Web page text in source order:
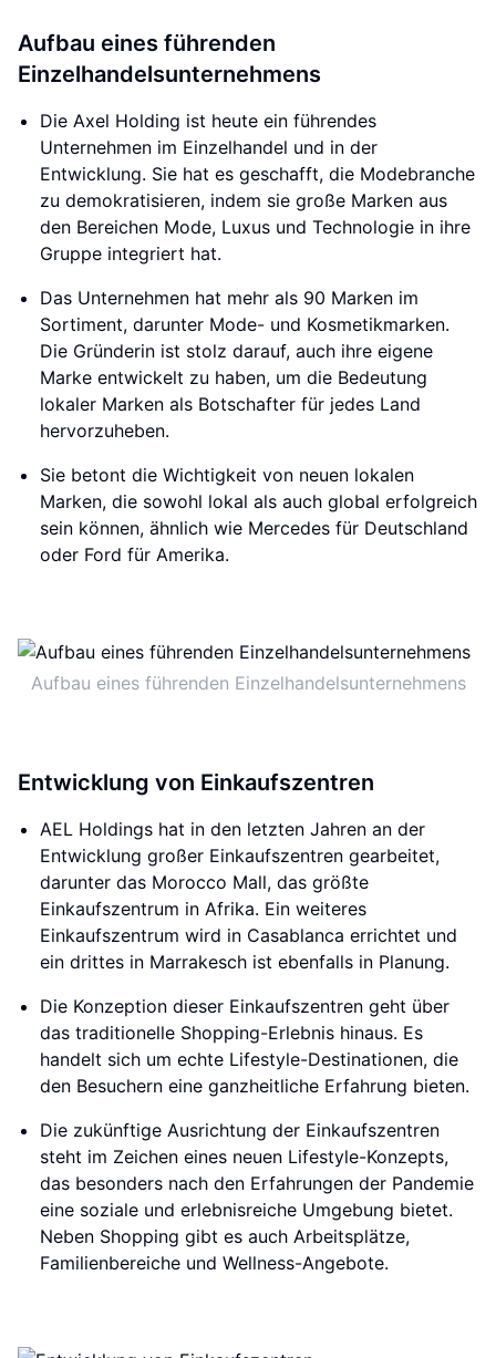
Aufbau eines führenden
Einzelhandelsunternehmens
Die Axel Holding ist heute ein führendes
Unternehmen im Einzelhandel und in der
Entwicklung. Sie hat es geschafft, die Modebranche
zu demokratisieren, indem sie große Marken aus
den Bereichen Mode, Luxus und Technologie in ihre
Gruppe integriert hat.
Das Unternehmen hat mehr als 90 Marken im
Sortiment, darunter Mode- und Kosmetikmarken.
Die Gründerin ist stolz darauf, auch ihre eigene
Marke entwickelt zu haben, um die Bedeutung
lokaler Marken als Botschafter für jedes Land
hervorzuheben.
Sie betont die Wichtigkeit von neuen lokalen
Marken, die sowohl lokal als auch global erfolgreich
sein können, ähnlich wie Mercedes für Deutschland
oder Ford für Amerika.
Aufbau eines führenden Einzelhandelsunternehmens
Entwicklung von Einkaufszentren
AEL Holdings hat in den letzten Jahren an der
Entwicklung großer Einkaufszentren gearbeitet,
darunter das Morocco Mall, das größte
Einkaufszentrum in Afrika. Ein weiteres
Einkaufszentrum wird in Casablanca errichtet und
ein drittes in Marrakesch ist ebenfalls in Planung.
Die Konzeption dieser Einkaufszentren geht über
das traditionelle Shopping-Erlebnis hinaus. Es
handelt sich um echte Lifestyle-Destinationen, die
den Besuchern eine ganzheitliche Erfahrung bieten.
Die zukünftige Ausrichtung der Einkaufszentren
steht im Zeichen eines neuen Lifestyle-Konzepts,
das besonders nach den Erfahrungen der Pandemie
eine soziale und erlebnisreiche Umgebung bietet.
Neben Shopping gibt es auch Arbeitsplätze,
Familienbereiche und Wellness-Angebote.